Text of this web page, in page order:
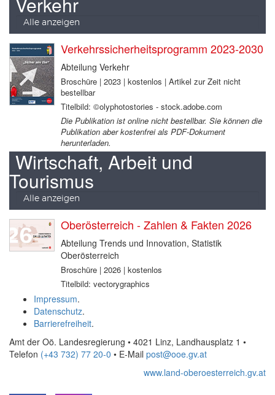
Alle anzeigen
Verkehrssicherheitsprogramm 2023-2030
Abteilung Verkehr
Broschüre | 2023 | kostenlos | Artikel zur Zeit nicht
bestellbar
Titelbild: ©olyphotostories - stock.adobe.com
Die Publikation ist online nicht bestellbar. Sie können die
Publikation aber kostenfrei als PDF-Dokument
herunterladen.
Wirtschaft, Arbeit und
Tourismus
Alle anzeigen
Oberösterreich - Zahlen & Fakten 2026
Abteilung Trends und Innovation, Statistik
Oberösterreich
Broschüre | 2026 | kostenlos
Titelbild: vectorygraphics
Impressum.
Datenschutz.
Barrierefreiheit.
Amt der Oö. Landesregierung • 4021 Linz, Landhausplatz 1 •
Telefon (+43 732) 77 20-0 • E-Mail post@ooe.gv.at
www.land-oberoesterreich.gv.at